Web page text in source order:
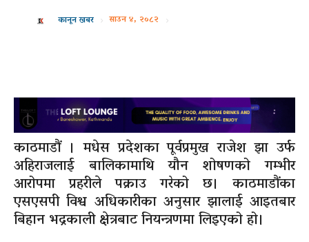
कानून खबर साउन ४, २०८२
काठमाडौं । मधेस प्रदेशका पूर्वप्रमुख राजेश झा उर्फ
अहिराजलाई बालिकामाथि यौन शोषणको गम्भीर
आरोपमा प्रहरीले पक्राउ गरेको छ। काठमाडौंका
एसएसपी विश्व अधिकारीका अनुसार झालाई आइतबार
बिहान भद्रकाली क्षेत्रबाट नियन्त्रणमा लिइएको हो।